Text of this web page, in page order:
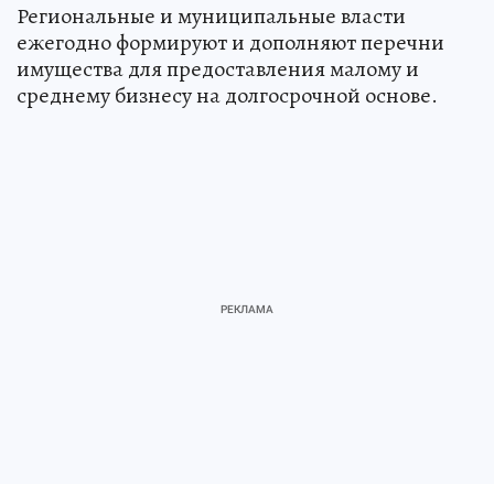
Региональные и муниципальные власти
ежегодно формируют и дополняют перечни
имущества для предоставления малому и
среднему бизнесу на долгосрочной основе.